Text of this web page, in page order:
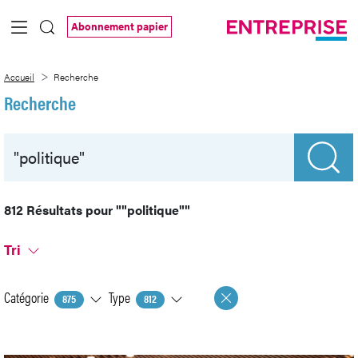
Saut au contenu principal
Abonnement papier
Accueil Recherche
Recherche
812 Résultats pour""politique""
Tri
Catégorie 875 Type 812